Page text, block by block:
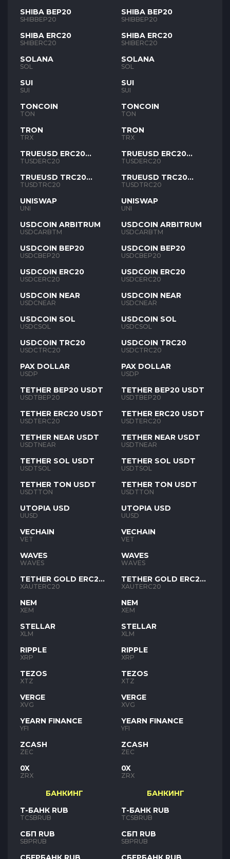
SHIBA BEP20
SHIBBEP20
SHIBA ERC20
SHIBERC20
SOLANA
SOL
SUI
SUI
TONCOIN
TON
TRON
TRX
TRUEUSD ERC20
TUSD
TUSDERC20
TRUEUSD TRC20
TUSD
TUSDTRC20
UNISWAP
UNI
USDCOIN ARBITRUM
USDCARBTM
USDCOIN BEP20
USDCBEP20
USDCOIN ERC20
USDCERC20
USDCOIN NEAR
USDCNEAR
USDCOIN SOL
USDCSOL
USDCOIN TRC20
USDCTRC20
PAX DOLLAR
USDP
TETHER BEP20 USDT
USDTBEP20
TETHER ERC20 USDT
USDTERC20
TETHER NEAR USDT
USDTNEAR
TETHER SOL USDT
USDTSOL
TETHER TON USDT
USDTTON
UTOPIA USD
UUSD
VECHAIN
VET
WAVES
WAVES
TETHER GOLD ERC20
XAUT
XAUTERC20
NEM
XEM
STELLAR
XLM
RIPPLE
XRP
TEZOS
XTZ
VERGE
XVG
YEARN FINANCE
YFI
ZCASH
ZEC
0X
ZRX
БАНКИНГ
Т-БАНК RUB
TCSBRUB
СБП RUB
SBPRUB
SHIBA BEP20
SHIBBEP20
SHIBA ERC20
SHIBERC20
SOLANA
SOL
SUI
SUI
TONCOIN
TON
TRON
TRX
TRUEUSD ERC20
TUSD
TUSDERC20
TRUEUSD TRC20
TUSD
TUSDTRC20
UNISWAP
UNI
USDCOIN ARBITRUM
USDCARBTM
USDCOIN BEP20
USDCBEP20
USDCOIN ERC20
USDCERC20
USDCOIN NEAR
USDCNEAR
USDCOIN SOL
USDCSOL
USDCOIN TRC20
USDCTRC20
PAX DOLLAR
USDP
TETHER BEP20 USDT
USDTBEP20
TETHER ERC20 USDT
USDTERC20
TETHER NEAR USDT
USDTNEAR
TETHER SOL USDT
USDTSOL
TETHER TON USDT
USDTTON
UTOPIA USD
UUSD
VECHAIN
VET
WAVES
WAVES
TETHER GOLD ERC20
XAUT
XAUTERC20
NEM
XEM
STELLAR
XLM
RIPPLE
XRP
TEZOS
XTZ
VERGE
XVG
YEARN FINANCE
YFI
ZCASH
ZEC
0X
ZRX
БАНКИНГ
Т-БАНК RUB
TCSBRUB
СБП RUB
SBPRUB